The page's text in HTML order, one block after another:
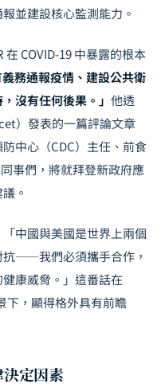
並建設核心監測能力。
COVID-19 中暴露的根本
義務通報疫情、建設公共衛
沒有任何後果。」 他透
）發表的一篇評論文章
中心（CDC）主任、前食
事們，將就拜登新政府應
。
中國與美國是世界上兩個
抗——我們必須攜手合作，
康威脅。」這番話在
下，顯得格外具有前瞻
定因素